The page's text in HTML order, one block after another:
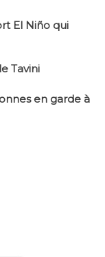
El Niño qui
Tavini
en garde à